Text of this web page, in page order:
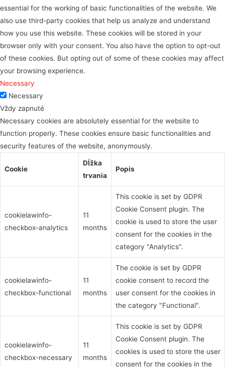
essential for the working of basic functionalities of the website. We
also use third-party cookies that help us analyze and understand
how you use this website. These cookies will be stored in your
browser only with your consent. You also have the option to opt-out
of these cookies. But opting out of some of these cookies may affect
your browsing experience.
Necessary
Necessary
Vždy zapnuté
Necessary cookies are absolutely essential for the website to
function properly. These cookies ensure basic functionalities and
security features of the website, anonymously.
Cookie
Dĺžka
trvania
Popis
cookielawinfo-
checkbox-analytics
11
months
This cookie is set by GDPR
Cookie Consent plugin. The
cookie is used to store the user
consent for the cookies in the
category "Analytics".
cookielawinfo-
checkbox-functional
11
months
The cookie is set by GDPR
cookie consent to record the
user consent for the cookies in
the category "Functional".
cookielawinfo-
checkbox-necessary
11
months
This cookie is set by GDPR
Cookie Consent plugin. The
cookies is used to store the user
consent for the cookies in the